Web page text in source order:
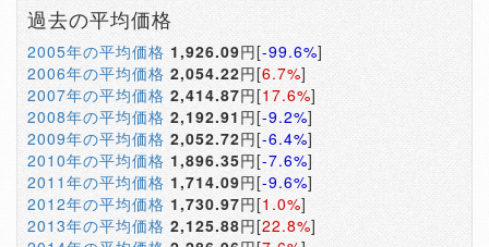
過去の平均価格
2005年の平均価格 1,926.09円[-99.6%]
2006年の平均価格 2,054.22円[6.7%]
2007年の平均価格 2,414.87円[17.6%]
2008年の平均価格 2,192.91 円[-9.2%]
2009年の平均価格 2,052.72円[-6.4%]
2010年の平均価格 1,896.35円[-7.6%]
2011年の平均価格 1,714.09円[-9.6%]
2012年の平均価格 1,730.97円[1.0%]
2013年の平均価格 2,125.88円[22.8%]